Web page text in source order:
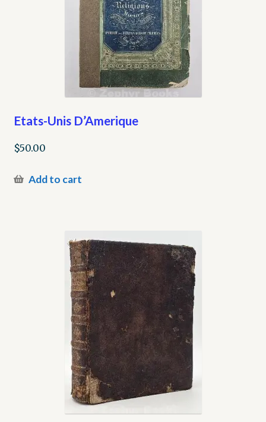
Etats-Unis D’Amerique
$50.00
Add to cart